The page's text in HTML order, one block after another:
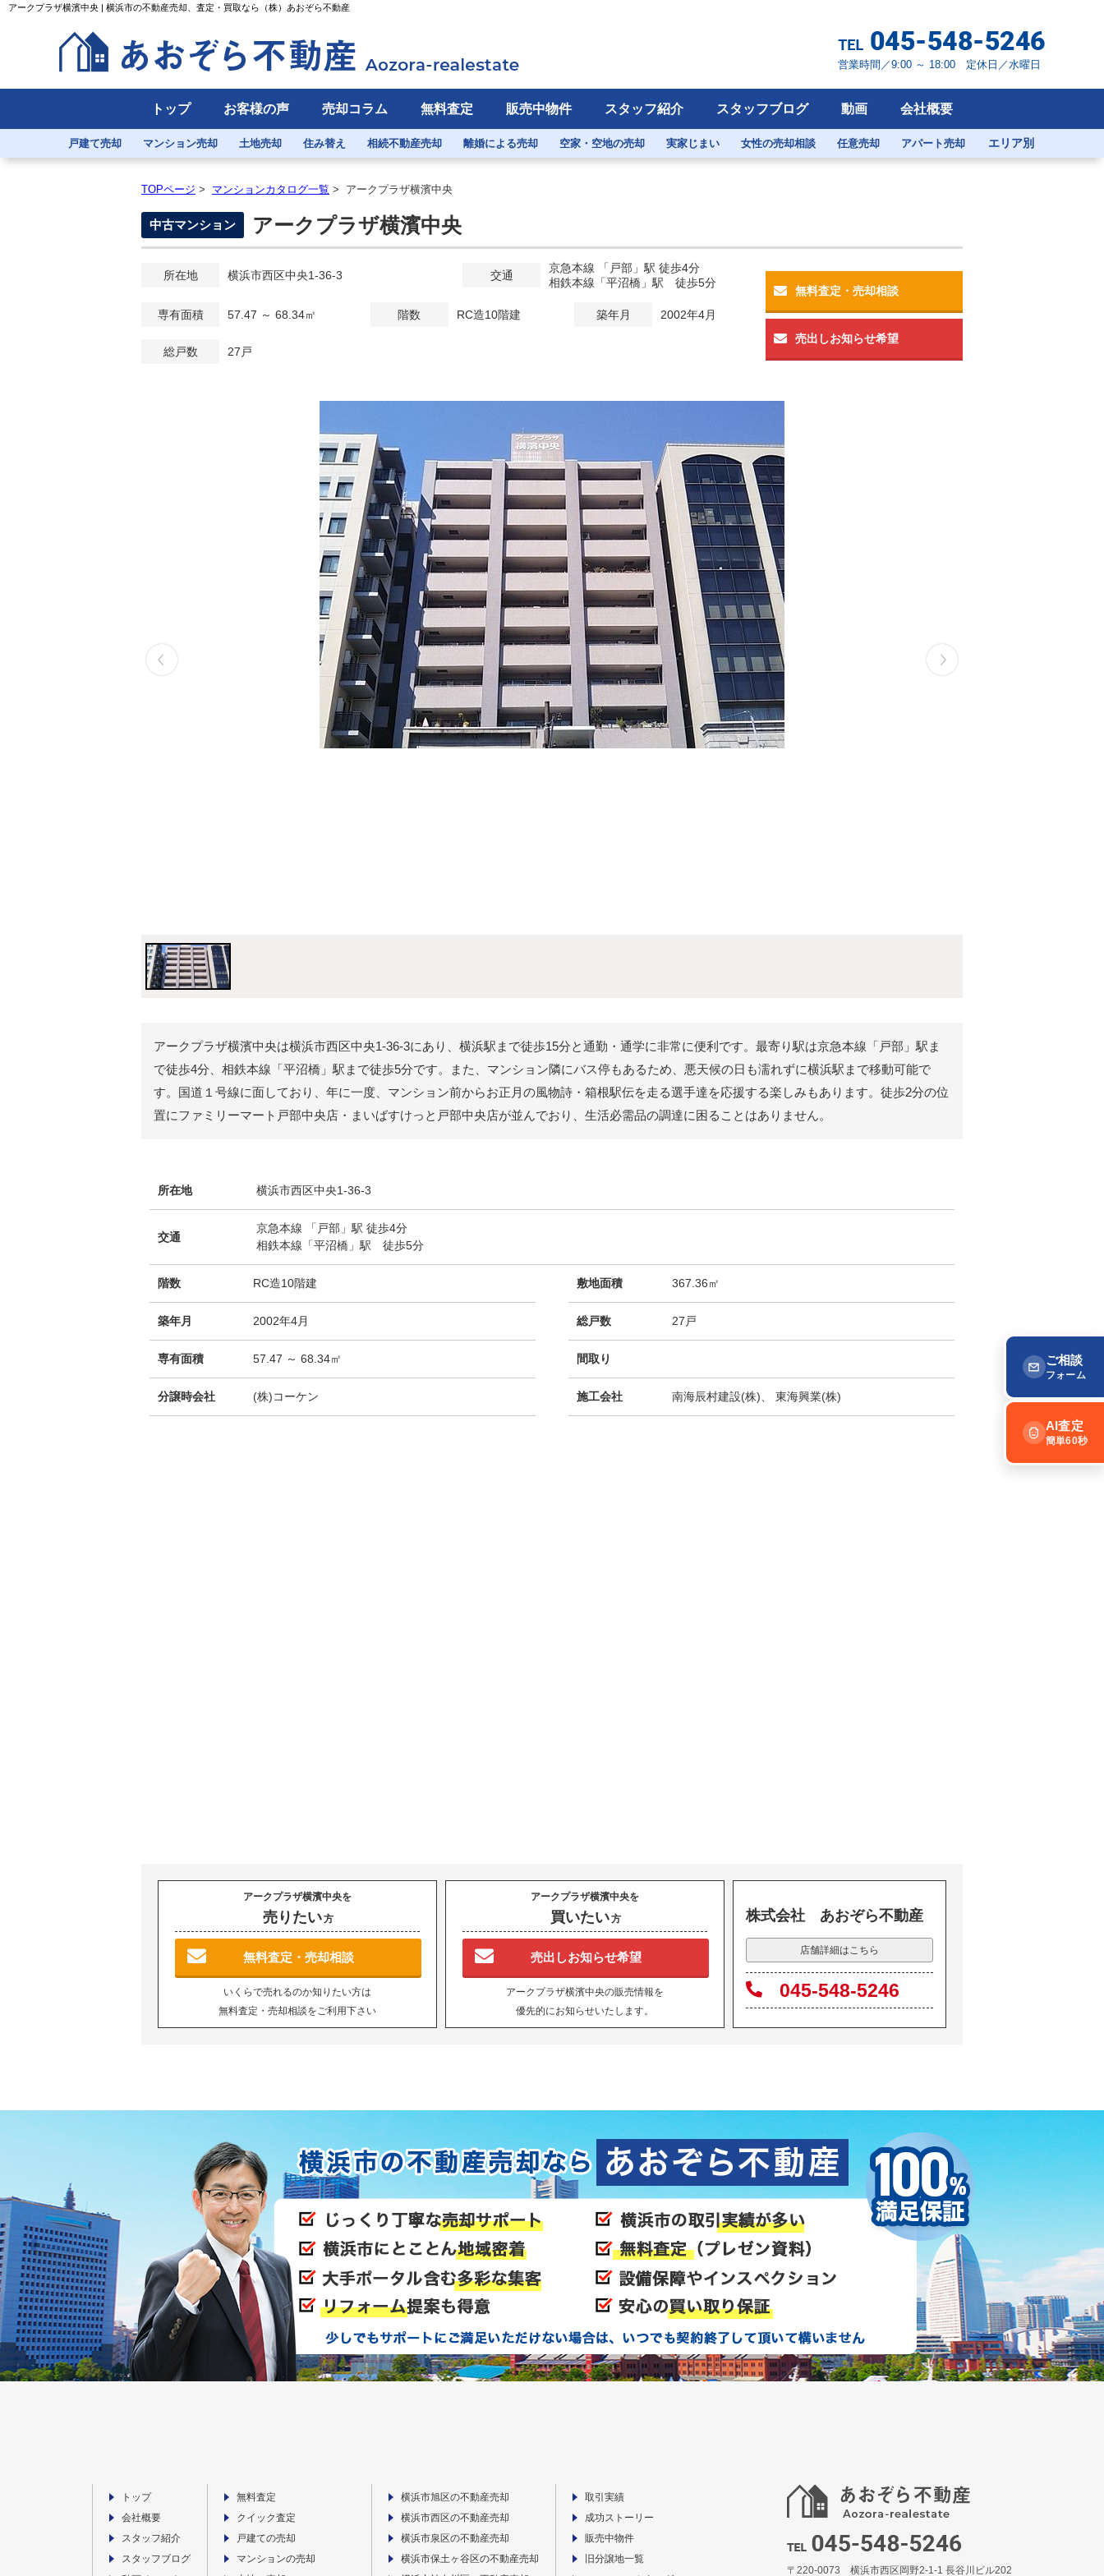
アークプラザ横濱中央 | 横浜市の不動産売却、査定・買取なら（株）あおぞら不動産
営業時間／9:00 ～ 18:00 定休日／水曜日
トップ お客様の声 売却コラム 無料査定 販売中物件 スタッフ紹介 スタッフブログ 動画 会社概要
戸建て売却 マンション売却 土地売却 住み替え 相続不動産売却 離婚による売却 空家・空地の売却 実家じまい 女性の売却相談 任意売却 アパート売却 エリア別
TOPページ > マンションカタログ一覧 > アークプラザ横濱中央
中古マンション アークプラザ横濱中央
所在地 横浜市西区中央1-36-3 交通
京急本線 「戸部」駅 徒歩4分
相鉄本線「平沼橋」駅 徒歩5分
専有面積 57.47 ～ 68.34㎡ 階数 RC造10階建 築年月 2002年4月
総戸数 27戸
無料査定・売却相談
売出しお知らせ希望
アークプラザ横濱中央は横浜市西区中央1-36-3にあり、横浜駅まで徒歩15分と通勤・通学に非常に便利です。最寄り駅は京急本線「戸部」駅ま
で徒歩4分、相鉄本線「平沼橋」駅まで徒歩5分です。また、マンション隣にバス停もあるため、悪天候の日も濡れずに横浜駅まで移動可能で
す。国道１号線に面しており、年に一度、マンション前からお正月の風物詩・箱根駅伝を走る選手達を応援する楽しみもあります。徒歩2分の位
置にファミリーマート戸部中央店・まいばすけっと戸部中央店が並んでおり、生活必需品の調達に困ることはありません。
所在地 横浜市西区中央1-36-3
交通
京急本線 「戸部」駅 徒歩4分
相鉄本線「平沼橋」駅 徒歩5分
階数 RC造10階建
築年月 2002年4月
専有面積 57.47 ～ 68.34㎡
分譲時会社 (株)コーケン
敷地面積 367.36㎡
総戸数 27戸
間取り
施工会社 南海辰村建設(株)、 東海興業(株)
アークプラザ横濱中央を
売りたい方
無料査定・売却相談
いくらで売れるのか知りたい方は
無料査定・売却相談をご利用下さい
アークプラザ横濱中央を
買いたい方
売出しお知らせ希望
アークプラザ横濱中央の販売情報を
優先的にお知らせいたします。
株式会社 あおぞら不動産
店舗詳細はこちら
045-548-5246
トップ
会社概要
スタッフ紹介
スタッフブログ
無料査定
クイック査定
戸建ての売却
マンションの売却
横浜市旭区の不動産売却
横浜市西区の不動産売却
横浜市泉区の不動産売却
横浜市保土ヶ谷区の不動産売却
取引実績
成功ストーリー
販売中物件
旧分譲地一覧
〒220-0073 横浜市西区岡野2-1-1 長谷川ビル202
ご相談
フォーム
AI査定
簡単60秒